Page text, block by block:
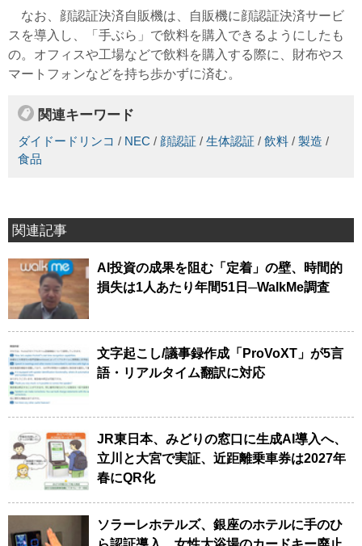
なお、顔認証決済自販機は、自販機に顔認証決済サービ
スを導入し、「手ぶら」で飲料を購入できるようにしたも
の。オフィスや工場などで飲料を購入する際に、財布やス
マートフォンなどを持ち歩かずに済む。
関連キーワード
ダイドードリンコ / NEC / 顔認証 / 生体認証 / 飲料 / 製造 /
食品
関連記事
AI投資の成果を阻む「定着」の壁、時間的
損失は1人あたり年間51日─WalkMe調査
文字起こし/議事録作成「ProVoXT」が5言
語・リアルタイム翻訳に対応
JR東日本、みどりの窓口に生成AI導入へ、
立川と大宮で実証、近距離乗車券は2027年
春にQR化
ソラーレホテルズ、銀座のホテルに手のひ